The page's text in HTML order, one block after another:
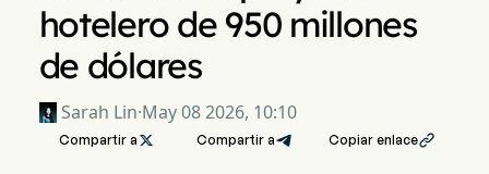
hotelero de 950 millones
de dólares
Sarah Lin·May 08 2026, 10:10
Compartir a  Compartir a Copiar enlace